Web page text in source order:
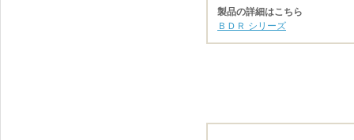
製品の詳細はこちら
ＢＤＲ シリーズ